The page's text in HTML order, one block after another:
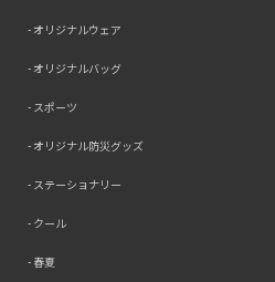
オリジナルウェア
オリジナルバッグ
スポーツ
オリジナル防災グッズ
ステーショナリー
クール
春夏